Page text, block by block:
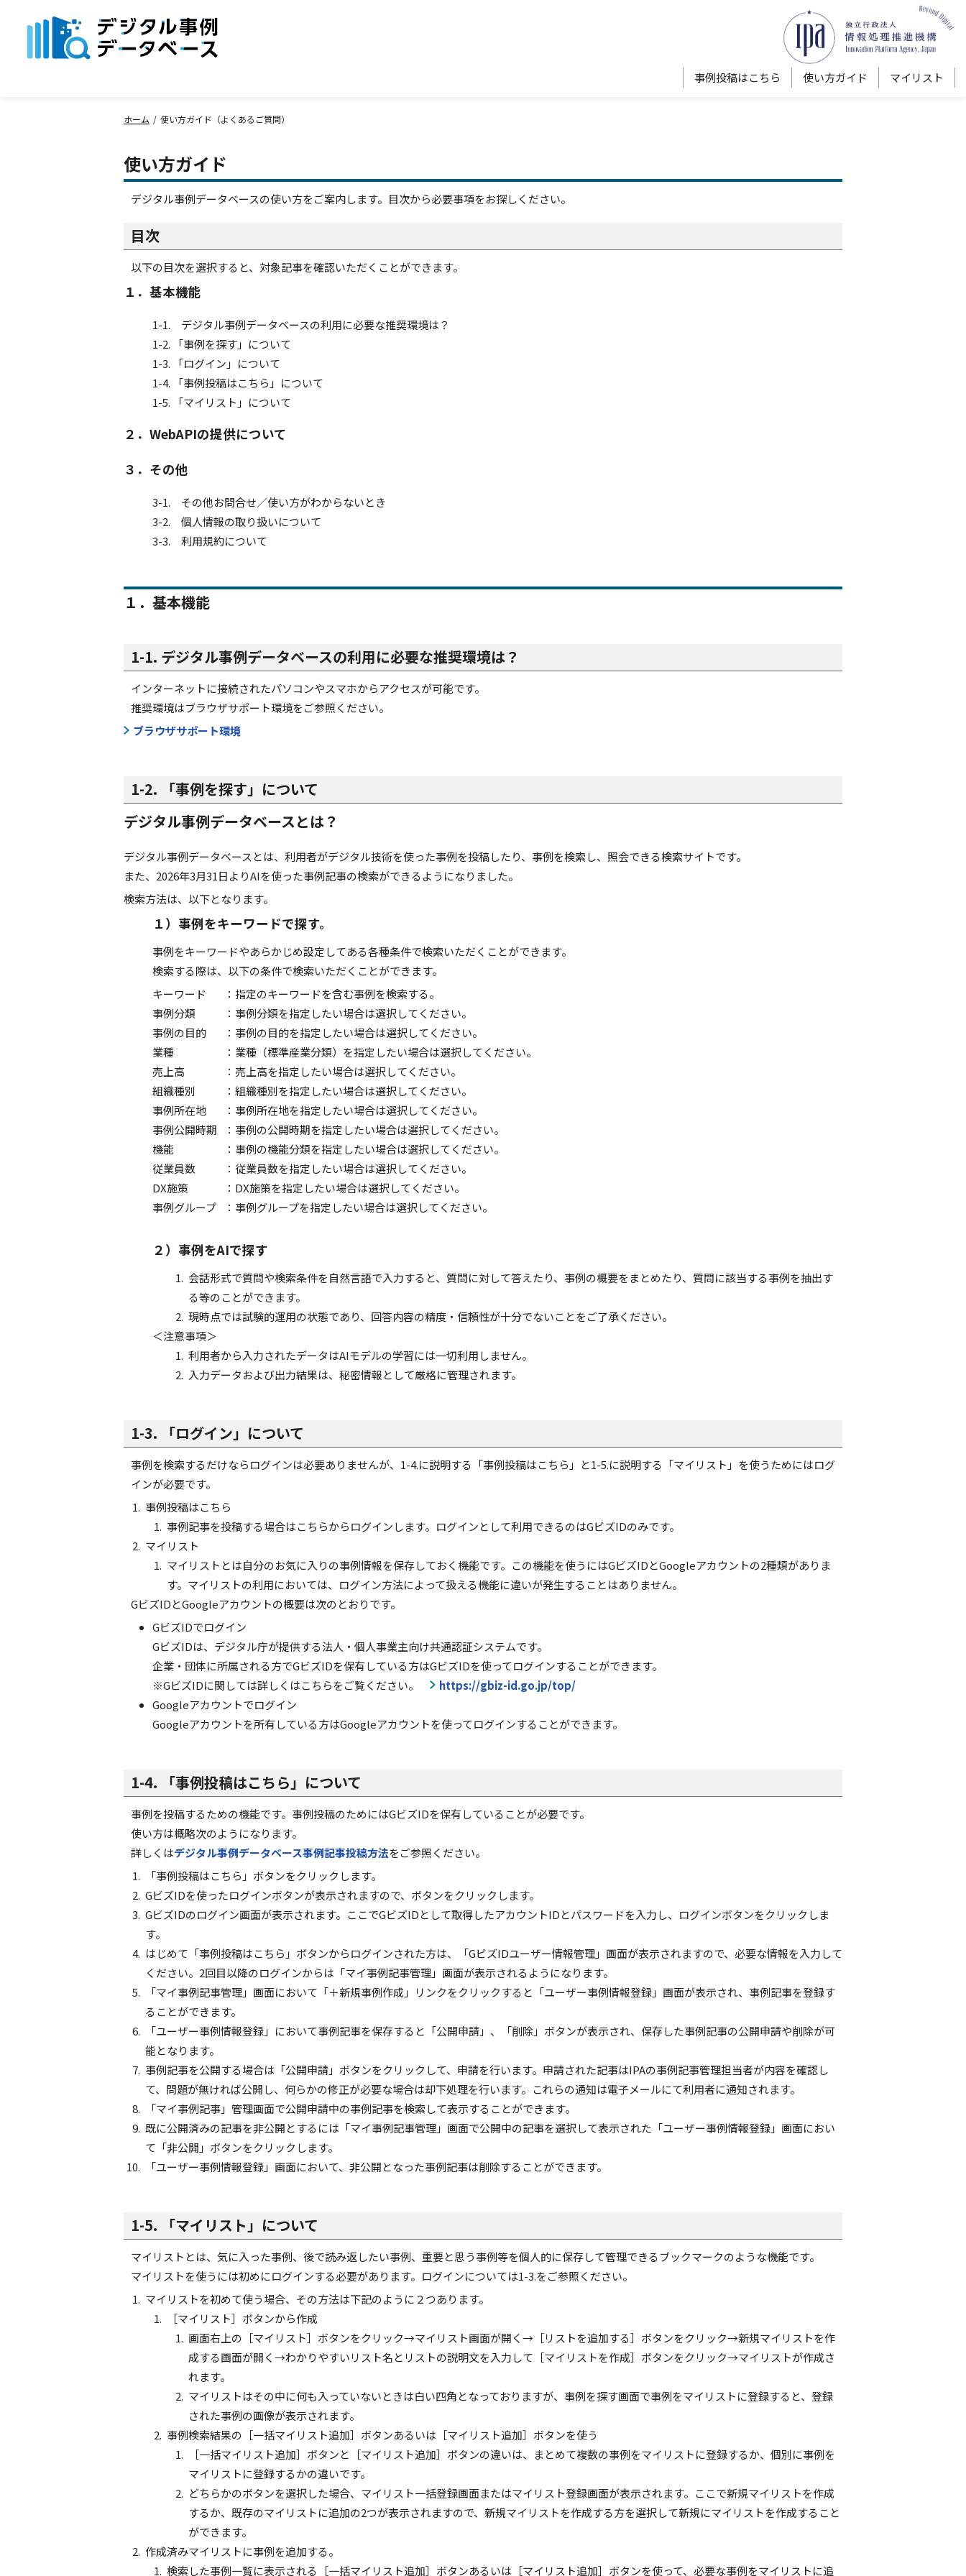
事例投稿はこちら 使い方ガイド マイリスト
ホーム 使い方ガイド（よくあるご質問）
使い方ガイド
デジタル事例データベースの使い方をご案内します。目次から必要事項をお探しください。
目次
以下の目次を選択すると、対象記事を確認いただくことができます。
１．基本機能
1-1. デジタル事例データベースの利用に必要な推奨環境は？
1-2. 「事例を探す」について
1-3. 「ログイン」について
1-4. 「事例投稿はこちら」について
1-5. 「マイリスト」について
２．WebAPIの提供について
３．その他
3-1. その他お問合せ／使い方がわからないとき
3-2. 個人情報の取り扱いについて
3-3. 利用規約について
１．基本機能
1-1. デジタル事例データベースの利用に必要な推奨環境は？
インターネットに接続されたパソコンやスマホからアクセスが可能です。
推奨環境はブラウザサポート環境をご参照ください。
ブラウザサポート環境
1-2. 「事例を探す」について
デジタル事例データベースとは？
デジタル事例データベースとは、利用者がデジタル技術を使った事例を投稿したり、事例を検索し、照会できる検索サイトです。
また、2026年3月31日よりAIを使った事例記事の検索ができるようになりました。
検索方法は、以下となります。
１）事例をキーワードで探す。
事例をキーワードやあらかじめ設定してある各種条件で検索いただくことができます。
検索する際は、以下の条件で検索いただくことができます。
キーワード
： 指定のキーワードを含む事例を検索する。
事例分類
： 事例分類を指定したい場合は選択してください。
事例の目的
： 事例の目的を指定したい場合は選択してください。
業種
： 業種（標準産業分類）を指定したい場合は選択してください。
売上高
： 売上高を指定したい場合は選択してください。
組織種別
： 組織種別を指定したい場合は選択してください。
事例所在地
： 事例所在地を指定したい場合は選択してください。
事例公開時期
： 事例の公開時期を指定したい場合は選択してください。
機能
： 事例の機能分類を指定したい場合は選択してください。
従業員数
： 従業員数を指定したい場合は選択してください。
DX施策
： DX施策を指定したい場合は選択してください。
事例グループ
： 事例グループを指定したい場合は選択してください。
２）事例をAIで探す
会話形式で質問や検索条件を自然言語で入力すると、質問に対して答えたり、事例の概要をまとめたり、質問に該当する事例を抽出す
る等のことができます。
現時点では試験的運用の状態であり、回答内容の精度・信頼性が十分でないことをご了承ください。
＜注意事項＞
利用者から入力されたデータはAIモデルの学習には一切利用しません。
入力データおよび出力結果は、秘密情報として厳格に管理されます。
1-3. 「ログイン」について
事例を検索するだけならログインは必要ありませんが、1-4.に説明する「事例投稿はこちら」と1-5.に説明する「マイリスト」を使うためにはログ
インが必要です。
事例投稿はこちら
事例記事を投稿する場合はこちらからログインします。ログインとして利用できるのはGビズIDのみです。
マイリスト
マイリストとは自分のお気に入りの事例情報を保存しておく機能です。この機能を使うにはGビズIDとGoogleアカウントの2種類がありま
す。マイリストの利用においては、ログイン方法によって扱える機能に違いが発生することはありません。
GビズIDとGoogleアカウントの概要は次のとおりです。
GビズIDでログイン
GビズIDは、デジタル庁が提供する法人・個人事業主向け共通認証システムです。
企業・団体に所属される方でGビズIDを保有している方はGビズIDを使ってログインすることができます。
※GビズIDに関しては詳しくはこちらをご覧ください。
https://gbiz-id.go.jp/top/
Googleアカウントでログイン
Googleアカウントを所有している方はGoogleアカウントを使ってログインすることができます。
1-4. 「事例投稿はこちら」について
事例を投稿するための機能です。事例投稿のためにはGビズIDを保有していることが必要です。
使い方は概略次のようになります。
詳しくはデジタル事例データベース事例記事投稿方法をご参照ください。
「事例投稿はこちら」ボタンをクリックします。
GビズIDを使ったログインボタンが表示されますので、ボタンをクリックします。
GビズIDのログイン画面が表示されます。ここでGビズIDとして取得したアカウントIDとパスワードを入力し、ログインボタンをクリックしま
す。
はじめて「事例投稿はこちら」ボタンからログインされた方は、「GビズIDユーザー情報管理」画面が表示されますので、必要な情報を入力して
ください。2回目以降のログインからは「マイ事例記事管理」画面が表示されるようになります。
「マイ事例記事管理」画面において「＋新規事例作成」リンクをクリックすると「ユーザー事例情報登録」画面が表示され、事例記事を登録す
ることができます。
「ユーザー事例情報登録」において事例記事を保存すると「公開申請」、「削除」ボタンが表示され、保存した事例記事の公開申請や削除が可
能となります。
事例記事を公開する場合は「公開申請」ボタンをクリックして、申請を行います。申請された記事はIPAの事例記事管理担当者が内容を確認し
て、問題が無ければ公開し、何らかの修正が必要な場合は却下処理を行います。これらの通知は電子メールにて利用者に通知されます。
「マイ事例記事」管理画面で公開申請中の事例記事を検索して表示することができます。
既に公開済みの記事を非公開とするには「マイ事例記事管理」画面で公開中の記事を選択して表示された「ユーザー事例情報登録」画面におい
て「非公開」ボタンをクリックします。
「ユーザー事例情報登録」画面において、非公開となった事例記事は削除することができます。
1-5. 「マイリスト」について
マイリストとは、気に入った事例、後で読み返したい事例、重要と思う事例等を個人的に保存して管理できるブックマークのような機能です。
マイリストを使うには初めにログインする必要があります。ログインについては1-3.をご参照ください。
マイリストを初めて使う場合、その方法は下記のように２つあります。
［マイリスト］ボタンから作成
画面右上の［マイリスト］ボタンをクリック→マイリスト画面が開く→［リストを追加する］ボタンをクリック→新規マイリストを作
成する画面が開く→わかりやすいリスト名とリストの説明文を入力して［マイリストを作成］ボタンをクリック→マイリストが作成さ
れます。
マイリストはその中に何も入っていないときは白い四角となっておりますが、事例を探す画面で事例をマイリストに登録すると、登録
された事例の画像が表示されます。
事例検索結果の［一括マイリスト追加］ボタンあるいは［マイリスト追加］ボタンを使う
［一括マイリスト追加］ボタンと［マイリスト追加］ボタンの違いは、まとめて複数の事例をマイリストに登録するか、個別に事例を
マイリストに登録するかの違いです。
どちらかのボタンを選択した場合、マイリスト一括登録画面またはマイリスト登録画面が表示されます。ここで新規マイリストを作成
するか、既存のマイリストに追加の2つが表示されますので、新規マイリストを作成する方を選択して新規にマイリストを作成すること
ができます。
作成済みマイリストに事例を追加する。
検索した事例一覧に表示される［一括マイリスト追加］ボタンあるいは［マイリスト追加］ボタンを使って、必要な事例をマイリストに追